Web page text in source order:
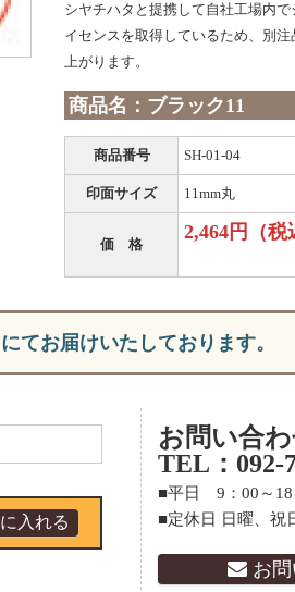
シヤチハタと提携して自社工場内
イセンスを取得しているため、別
上がります。
商品名：ブラック11
商品番号 SH-01-04
印面サイズ 11mm丸
価 格
2,464円（税
てお届けいたしております。
お問い合
TEL：092-
■平日 9：00～18
■定休日 日曜、祝
お